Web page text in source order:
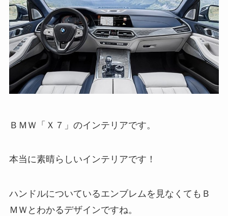
ＢＭＷ「Ｘ７」のインテリアです。
本当に素晴らしいインテリアです！
ハンドルについているエンブレムを見なくてもＢ
ＭＷとわかるデザインですね。